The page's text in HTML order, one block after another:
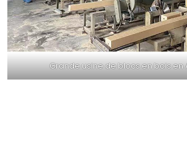
Grande usine de blocs en bois en